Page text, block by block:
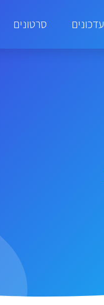
עדכונים סרטונים